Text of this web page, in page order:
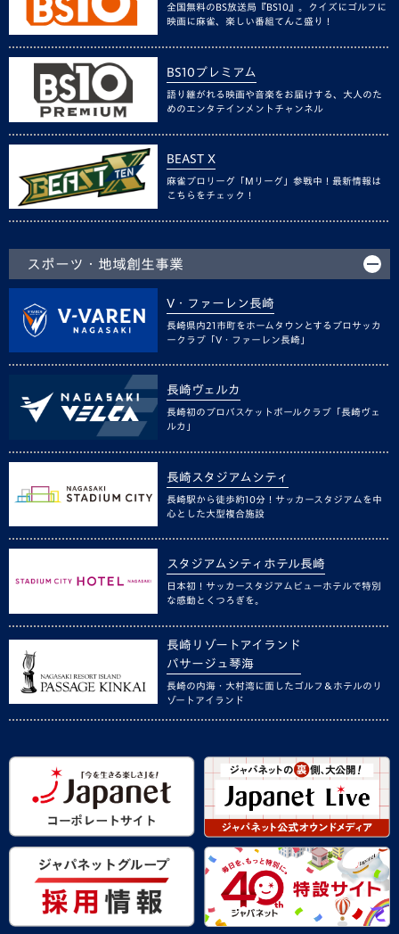
全国無料のBS放送局『BS10』。クイズにゴルフに
映画に麻雀、楽しい番組てんこ盛り！
BS10プレミアム
語り継がれる映画や音楽をお届けする、大人のた
めのエンタテインメントチャンネル
BEAST X
麻雀プロリーグ「Mリーグ」参戦中！最新情報は
こちらをチェック！
スポーツ・地域創生事業
V・ファーレン長崎
長崎県内21市町をホームタウンとするプロサッカ
ークラブ「V・ファーレン長崎」
長崎ヴェルカ
長崎初のプロバスケットボールクラブ「長崎ヴェ
ルカ」
長崎スタジアムシティ
長崎駅から徒歩約10分！サッカースタジアムを中
心とした大型複合施設
スタジアムシティホテル長崎
日本初！サッカースタジアムビューホテルで特別
な感動とくつろぎを。
長崎リゾートアイランド
パサージュ琴海
長崎の内海・大村湾に面したゴルフ＆ホテルのリ
ゾートアイランド